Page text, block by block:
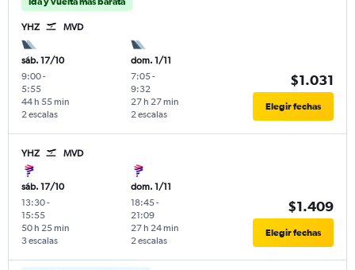
YHZ MVD
sáb. 17/10
9:00-
5:55
2 escalas
44 h 55 min
dom. 1/11
7:05-
9:32
2 escalas
27 h 27 min
$1.031
Elegir fechas
YHZ MVD
sáb. 17/10
13:30-
15:55
3 escalas
50 h 25 min
dom. 1/11
18:45-
21:09
2 escalas
27 h 24 min
$1.409
Elegir fechas